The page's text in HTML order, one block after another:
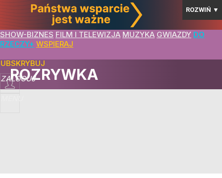
ROZWIŃ ▼
SHOW-BIZNES FILM I TELEWIZJA MUZYKA GWIAZDY DO
RZECZY+ WSPIERAJ
ZALOGUJ
ROZRYWKA